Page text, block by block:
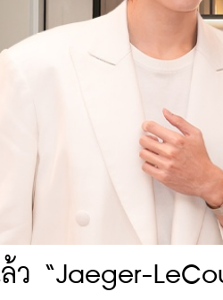
ล้ว “Jaeger-